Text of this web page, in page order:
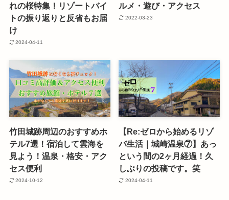
れの桜特集！リゾートバイ
トの振り返りと反省もお届
け
2024-04-11
ルメ・遊び・アクセス
2022-03-23
竹田城跡周辺のおすすめホ
テル7選！宿泊して雲海を
見よう！温泉・格安・アク
セス便利
2024-10-12
【Re:ゼロから始めるリゾ
バ生活｜城崎温泉⑦】あっ
という間の2ヶ月経過！久
しぶりの投稿です。笑
2024-04-11